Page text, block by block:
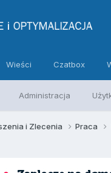
Administracja
Wieści Czatbox
i Zlecenia Praca